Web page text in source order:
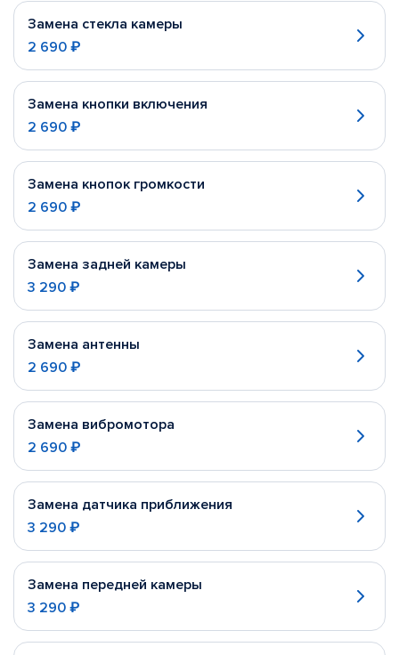
Замена стекла камеры
2 690 ₽
Замена кнопки включения
2 690 ₽
Замена кнопок громкости
2 690 ₽
Замена задней камеры
3 290 ₽
Замена антенны
2 690 ₽
Замена вибромотора
2 690 ₽
Замена датчика приближения
3 290 ₽
Замена передней камеры
3 290 ₽